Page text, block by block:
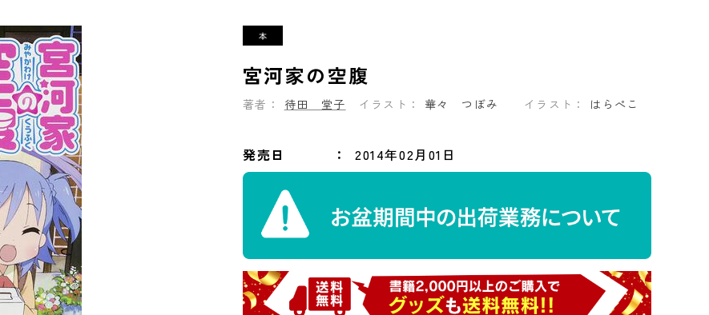
宮河家の空腹
著者： 待田 堂子 イラスト： 華々 つぼみ イラスト： はらぺこ
発売日 2014年02月01日